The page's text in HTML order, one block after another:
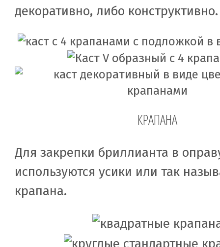
декоративно, либо конструктивно.
КРАПАНА
Для закрепки бриллианта в
используются усики или так
крапана.